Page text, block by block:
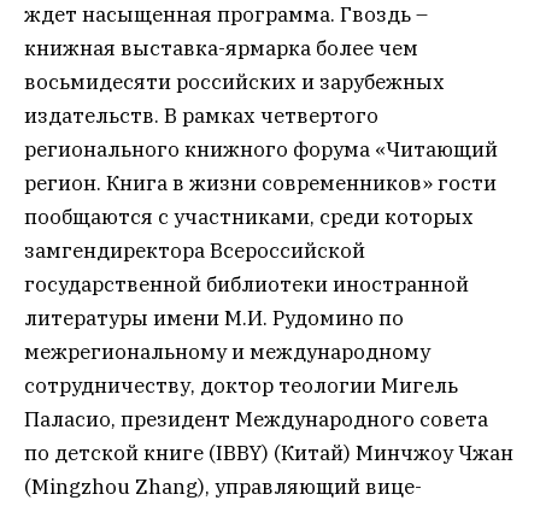
ждет насыщенная программа. Гвоздь –
книжная выставка-ярмарка более чем
восьмидесяти российских и зарубежных
издательств. В рамках четвертого
регионального книжного форума «Читающий
регион. Книга в жизни современников» гости
пообщаются с участниками, среди которых
замгендиректора Всероссийской
государственной библиотеки иностранной
литературы имени М.И. Рудомино по
межрегиональному и международному
сотрудничеству, доктор теологии Мигель
Паласио, президент Международного совета
по детской книге (IBBY) (Китай) Минчжоу Чжан
(Mingzhou Zhang), управляющий вице-